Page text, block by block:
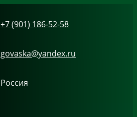
+7 (901) 186-52-58
govaska@yandex.ru
Россия